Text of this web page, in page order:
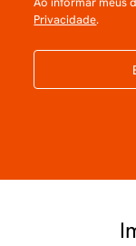
Privacidade.